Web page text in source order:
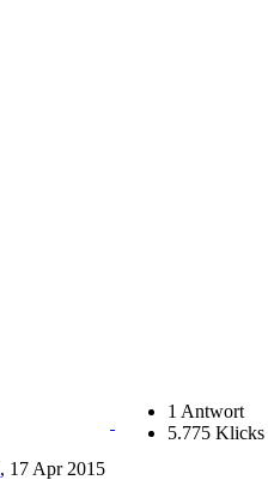
, 17 Apr 2015
1 Antwort
5.775 Klicks